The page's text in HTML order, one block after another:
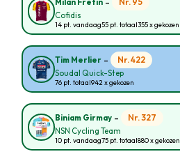
Cofidis
14 pt. vandaag55 pt. totaal355 x gekozen
Tim Merlier - Nr. 422
Soudal Quick-Step
76 pt. totaal942 x gekozen
Biniam Girmay - Nr. 327
NSN Cycling Team
10 pt. vandaag75 pt. totaal880 x gekozen